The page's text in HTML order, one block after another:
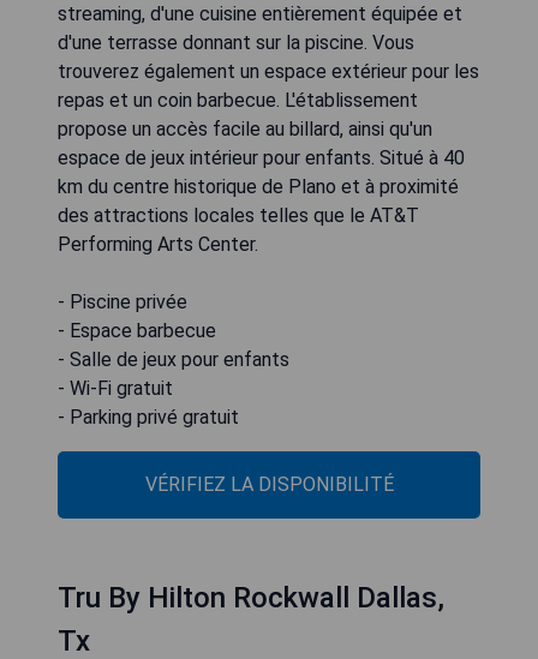
streaming, d'une cuisine entièrement équipée et
d'une terrasse donnant sur la piscine. Vous
trouverez également un espace extérieur pour les
repas et un coin barbecue. L'établissement
propose un accès facile au billard, ainsi qu'un
espace de jeux intérieur pour enfants. Situé à 40
km du centre historique de Plano et à proximité
des attractions locales telles que le AT&T
Performing Arts Center.
- Piscine privée
- Espace barbecue
- Salle de jeux pour enfants
- Wi-Fi gratuit
- Parking privé gratuit
VÉRIFIEZ LA DISPONIBILITÉ
Tru By Hilton Rockwall Dallas,
Tx